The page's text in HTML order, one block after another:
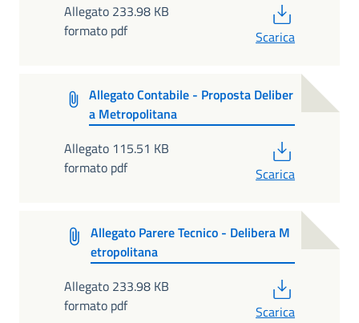
Allegato 233.98 KB
formato pdf
Scarica
Allegato Contabile - Proposta Deliber
a Metropolitana
Allegato 115.51 KB
formato pdf
Scarica
Allegato Parere Tecnico - Delibera M
etropolitana
Allegato 233.98 KB
formato pdf
Scarica